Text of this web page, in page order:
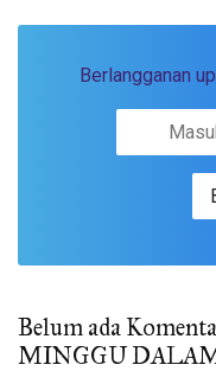
Berlangganan
Belum ada
MINGGU